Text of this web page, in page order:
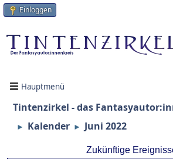
Einloggen
Hauptmenü
Tintenzirkel - das
► Kalender ► Juni 2022
Zukünftige